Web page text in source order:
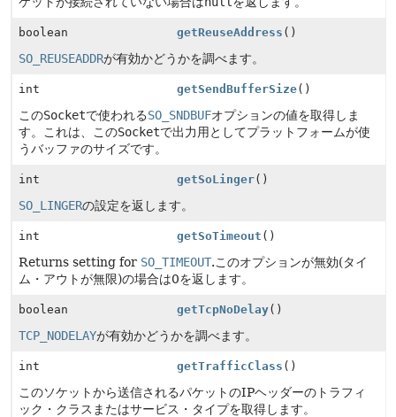
boolean getReuseAddress ()
SO_REUSEADDRが有効かどうかを調べます。
int getSendBufferSize()
このSocketで使われるSO_SNDBUFオプションの値を取得しま
す。これは、このSocketで出力用としてプラットフォームが使
うバッファのサイズです。
int getSoLinger()
SO_LINGERの設定を返します。
int getSoTimeout ()
Returns setting for SO_TIMEOUT.このオプションが無効(タイ
ム・アウトが無限)の場合は0を返します。
boolean getTcpNoDelay()
TCP_NODELAYが有効かどうかを調べます。
int getTrafficClass ()
このソケットから送信されるパケットのIPヘッダーのトラフィ
ック・クラスまたはサービス・タイプを取得します。